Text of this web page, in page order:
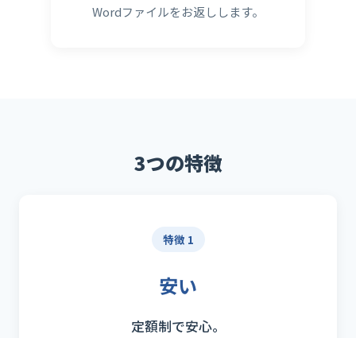
Wordファイルをお返しします。
3つの特徴
特徴 1
安い
定額制で安心。